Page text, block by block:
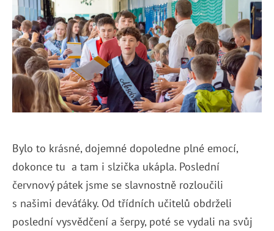
Bylo to krásné, dojemné dopoledne plné emocí,
dokonce tu a tam i slzička ukápla. Poslední
červnový pátek jsme se slavnostně rozloučili
s našimi deváťáky. Od třídních učitelů obdrželi
poslední vysvědčení a šerpy, poté se vydali na svůj